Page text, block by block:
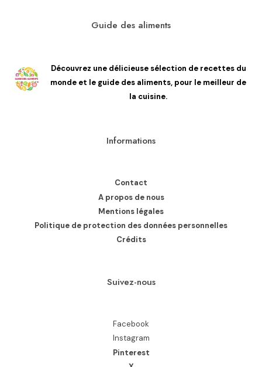
Guide des aliments
Découvrez une délicieuse sélection de recettes du
monde et le guide des aliments, pour le meilleur de
la cuisine.
Informations
Contact
A propos de nous
Mentions légales
Politique de protection des données personnelles
Crédits
Suivez-nous
Facebook
Instagram
Pinterest